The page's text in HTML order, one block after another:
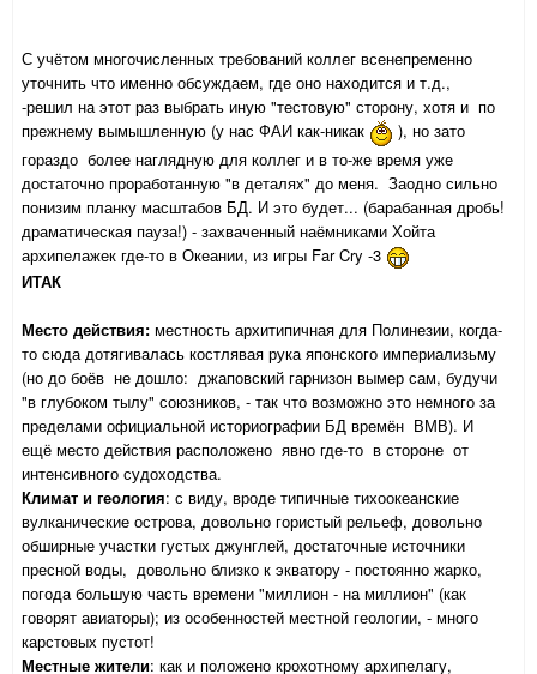
С учётом многочисленных требований коллег всенепременно
уточнить что именно обсуждаем, где оно находится и т.д.,
-решил на этот раз выбрать иную "тестовую" сторону, хотя и по
прежнему вымышленную (у нас ФАИ как-никак
), но зато
гораздо более наглядную для коллег и в то-же время уже
достаточно проработанную "в деталях" до меня. Заодно сильно
понизим планку масштабов БД. И это будет... (барабанная дробь!
драматическая пауза!) - захваченный наёмниками Хойта
архипелажек где-то в Океании, из игры Far Cry -3
ИТАК
Место действия: местность архитипичная для Полинезии, когда-
то сюда дотягивалась костлявая рука японского империализьму
(но до боёв не дошло: джаповский гарнизон вымер сам, будучи
"в глубоком тылу" союзников, - так что возможно это немного за
пределами официальной историографии БД времён ВМВ). И
ещё место действия расположено явно где-то в стороне от
интенсивного судоходства.
Климат и геология: с виду, вроде типичные тихоокеанские
вулканические острова, довольно гористый рельеф, довольно
обширные участки густых джунглей, достаточные источники
пресной воды, довольно близко к экватору - постоянно жарко,
погода большую часть времени "миллион - на миллион" (как
говорят авиаторы); из особенностей местной геологии, - много
карстовых пустот!
Местные жители: как и положено крохотному архипелагу,